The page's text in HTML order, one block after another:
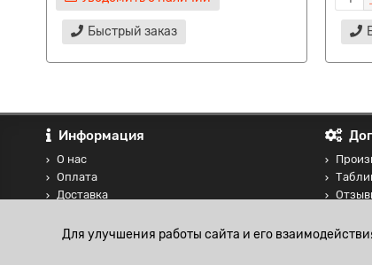
Быстрый заказ
Информация
О нас
Оплата
Доставка
Блог
Для улучшения работы сайта и его